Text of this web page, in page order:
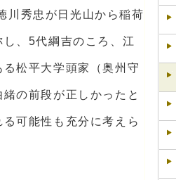
川秀忠が日光山から稲荷
、5代綱吉のころ、江
松平大学頭家（奥州守
の前段が正しかったと
可能性も充分に考えら